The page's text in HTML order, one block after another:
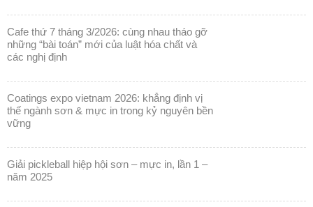
cafe thứ 7 tháng 3/2026: cùng nhau tháo gỡ
những “bài toán” mới của luật hóa chất và
các nghị định
coatings expo vietnam 2026: khẳng định vị
thế ngành sơn & mực in trong kỷ nguyên bền
vững
giải pickleball hiệp hội sơn – mực in, lần 1 –
năm 2025